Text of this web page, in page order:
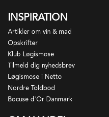
INSPIRATION
Artikler om vin & mad
Opskrifter
Klub Løgismose
Tilmeld dig nyhedsbrev
Løgismose i Netto
Nordre Toldbod
Bocuse d'Or Danmark